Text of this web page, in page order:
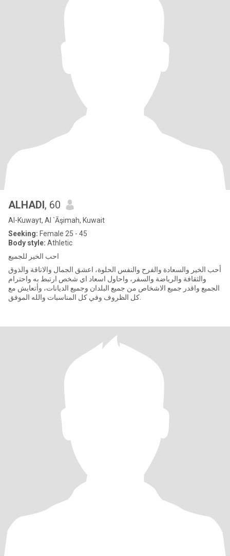
ALHADI, 60
Al-Kuwayt, Al `Āşimah, Kuwait
Seeking: Female 25 - 45
Body style: Athletic
احب الخير للجميع
أحب الخير والسعادة والفرح والنفس الحلوة، اعشق الجمال والاناقة والذوق
والثقافة والرياضة والسفر، واحاول اسعاد اي شخص ارتبط به واحترام
الجميع واقدر جميع الاشخاص من جميع البلدان وجميع الديانات، وأتعايش مع